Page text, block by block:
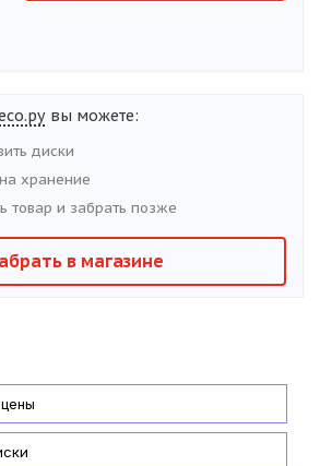
вы можете:
диски
на хранение
товар и забрать позже
в магазине